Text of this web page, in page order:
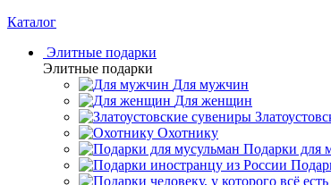
Каталог
Элитные подарки
Элитные подарки
Для мужчин
Для женщин
Охотнику
Подарки для